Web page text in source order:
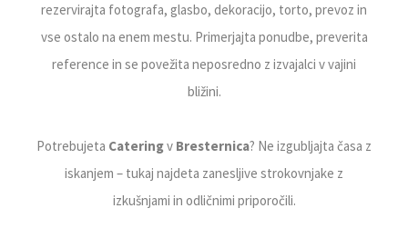
rezervirajta fotografa, glasbo, dekoracijo, torto, prevoz in
vse ostalo na enem mestu. Primerjajta ponudbe, preverita
reference in se povežita neposredno z izvajalci v vajini
bližini.
Potrebujeta Cateringv Bresternica? Ne izgubljajta časa z
iskanjem – tukaj najdeta zanesljive strokovnjake z
izkušnjami in odličnimi priporočili.